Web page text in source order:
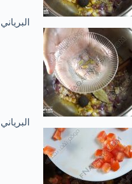
البرياني
البرياني